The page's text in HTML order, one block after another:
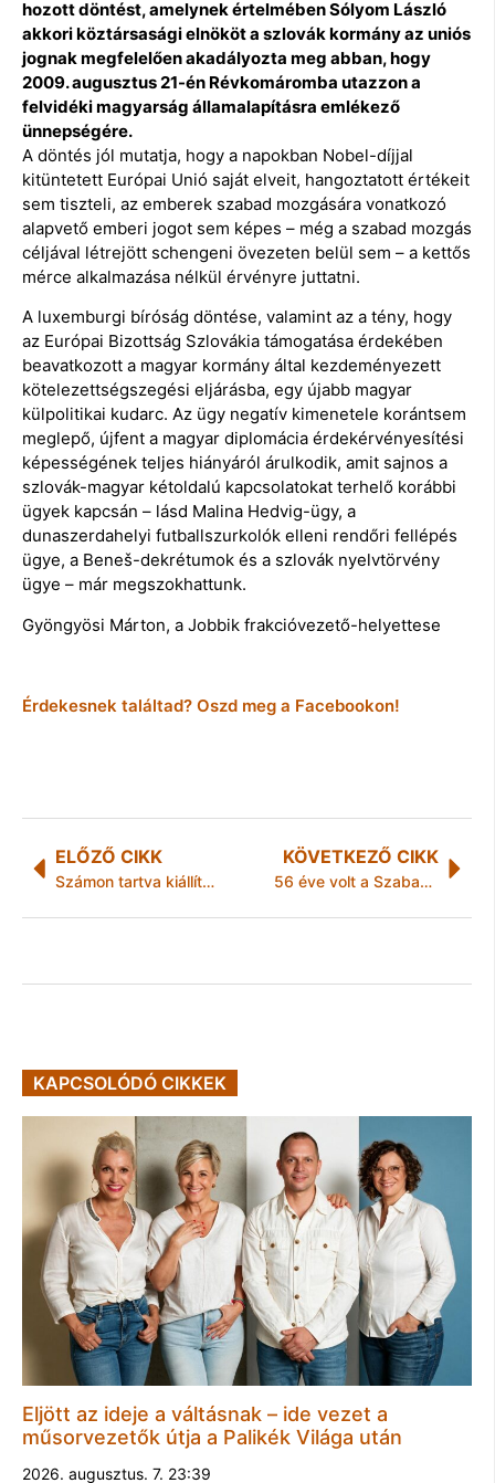
hozott döntést, amelynek értelmében Sólyom László
akkori köztársasági elnököt a szlovák kormány az uniós
jognak megfelelően akadályozta meg abban, hogy
2009. augusztus 21-én Révkomáromba utazzon a
felvidéki magyarság államalapításra emlékező
ünnepségére.
A döntés jól mutatja, hogy a napokban Nobel-díjjal
kitüntetett Európai Unió saját elveit, hangoztatott értékeit
sem tiszteli, az emberek szabad mozgására vonatkozó
alapvető emberi jogot sem képes – még a szabad mozgás
céljával létrejött schengeni övezeten belül sem – a kettős
mérce alkalmazása nélkül érvényre juttatni.
A luxemburgi bíróság döntése, valamint az a tény, hogy
az Európai Bizottság Szlovákia támogatása érdekében
beavatkozott a magyar kormány által kezdeményezett
kötelezettségszegési eljárásba, egy újabb magyar
külpolitikai kudarc. Az ügy negatív kimenetele korántsem
meglepő, újfent a magyar diplomácia érdekérvényesítési
képességének teljes hiányáról árulkodik, amit sajnos a
szlovák-magyar kétoldalú kapcsolatokat terhelő korábbi
ügyek kapcsán – lásd Malina Hedvig-ügy, a
dunaszerdahelyi futballszurkolók elleni rendőri fellépés
ügye, a Beneš-dekrétumok és a szlovák nyelvtörvény
ügye – már megszokhattunk.
Gyöngyösi Márton, a Jobbik frakcióvezető-helyettese
Érdekesnek találtad? Oszd meg a Facebookon!
ELŐZŐ CIKK
Számon tartva kiállítás meghívó
KÖVETKEZŐ CIKK
56 éve volt a Szabadság Napja – Az 1956-os Forradalomra emlékezünk
KAPCSOLÓDÓ CIKKEK
Eljött az ideje a váltásnak – ide vezet a
műsorvezetők útja a Palikék Világa után
2026. augusztus. 7. 23:39